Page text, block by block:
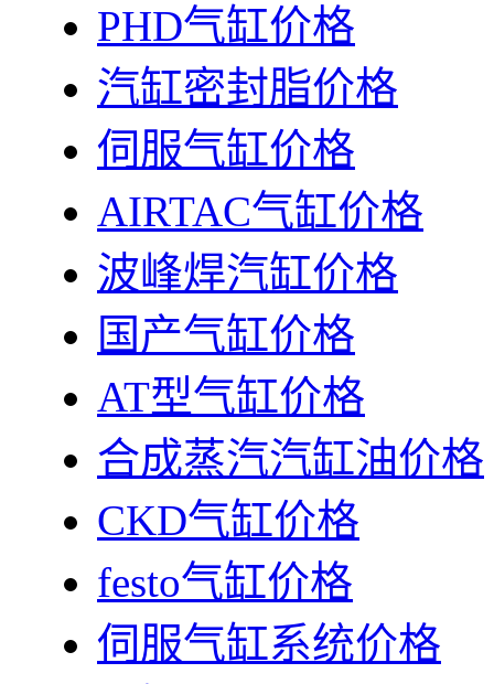
PHD气缸价格
汽缸密封脂价格
伺服气缸价格
AIRTAC气缸价格
波峰焊汽缸价格
国产气缸价格
AT型气缸价格
合成蒸汽汽缸油价格
CKD气缸价格
festo气缸价格
伺服气缸系统价格